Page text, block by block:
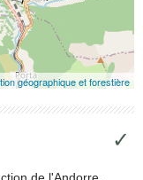
✓
de l'Andorre.